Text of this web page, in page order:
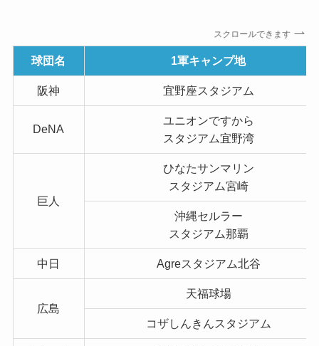
スクロールできます
球団名 1軍キャンプ地
阪神 宜野座スタジアム
DeNA
ユニオンですから
スタジアム宜野湾
巨人
ひなたサンマリン
スタジアム宮崎
沖縄セルラー
スタジアム那覇
中日 Agreスタジアム北谷
広島
天福球場
コザしんきんスタジアム